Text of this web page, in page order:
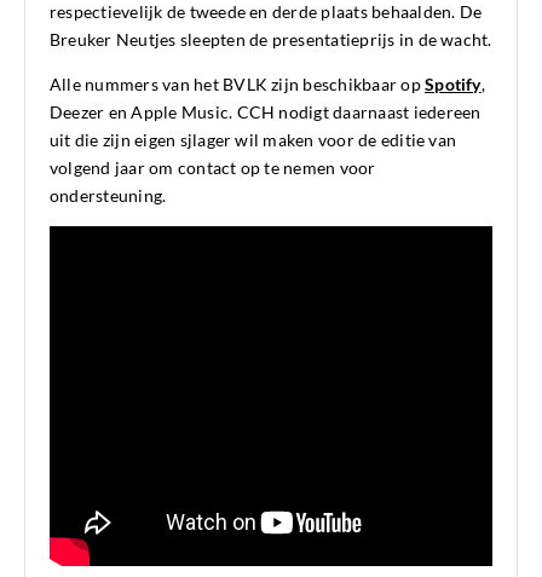
respectievelijk de tweede en derde plaats behaalden. De
Breuker Neutjes sleepten de presentatieprijs in de wacht.
Alle nummers van het BVLK zijn beschikbaar opSpotify,
Deezer en Apple Music. CCH nodigt daarnaast iedereen
uit die zijn eigen sjlager wil maken voor de editie van
volgend jaar om contact op te nemen voor
ondersteuning.